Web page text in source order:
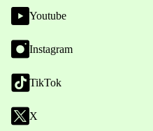
Youtube
Instagram
TikTok
X